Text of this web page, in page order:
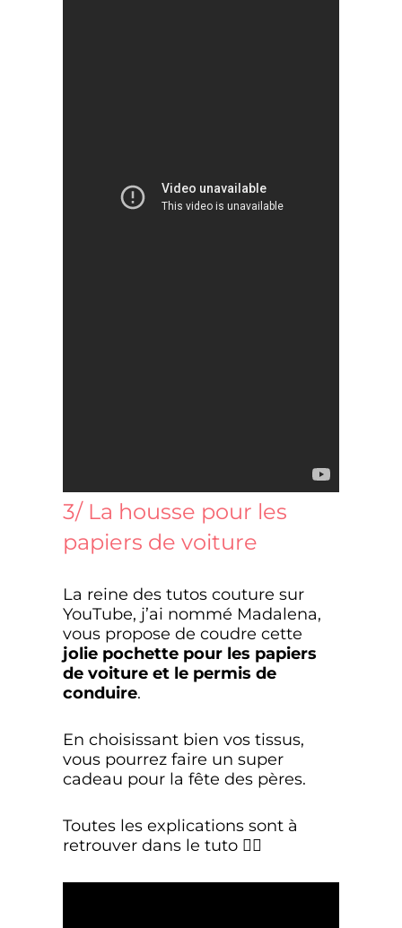
3/ La housse pour les
papiers de voiture
La reine des tutos couture sur
YouTube, j’ai nommé Madalena,
vous propose de coudre cette
jolie pochette pour les papiers
de voiture et le permis de
conduire.
En choisissant bien vos tissus,
vous pourrez faire un super
cadeau pour la fête des pères.
Toutes les explications sont à
retrouver dans le tuto 👇🏼